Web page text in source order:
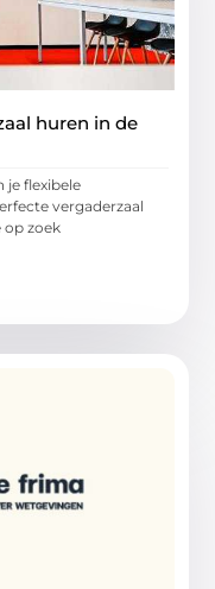
huren in de
je flexibele
vergaderzaal
zoek